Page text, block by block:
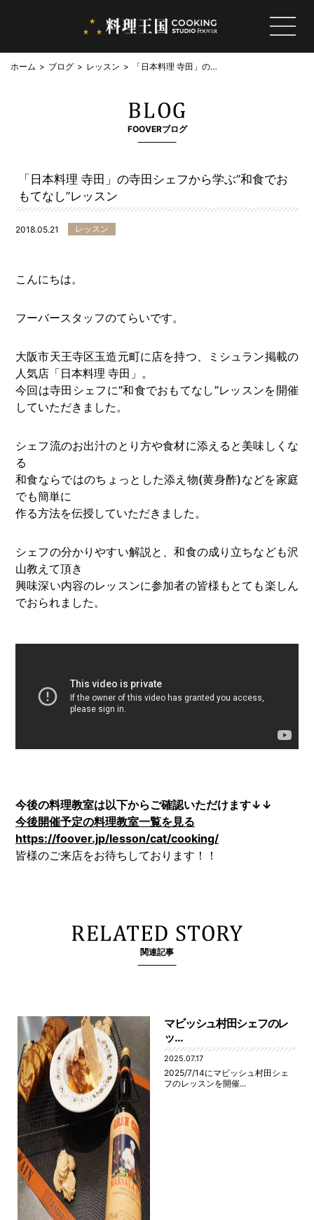
ホーム ブログ レッスン
「日本料理 寺田」の寺
FOOVERブログ
「日本料理 寺田」の寺田シェフから学ぶ”和食でお
もてなし”レッスン
2018.05.21 レッスン
こんにちは。
フーバースタッフのてらいです。
大阪市天王寺区玉造元町に店を持つ、ミシュラン掲載の
人気店「日本料理 寺田」。
今回は寺田シェフに”和食でおもてなし”レッスンを開催
していただきました。
シェフ流のお出汁のとり方や食材に添えると美味しくな
る
和食ならではのちょっとした添え物(黄身酢)などを家庭
でも簡単に
作る方法を伝授していただきました。
シェフの分かりやすい解説と、和食の成り立ちなども沢
山教えて頂き
興味深い内容のレッスンに参加者の皆様もとても楽しん
でおられました。
今後の料理教室は以下からご確認いただけます↓↓
今後開催予定の料理教室一覧を見る
https://foover.jp/lesson/cat/cooking/
皆様のご来店をお待ちしております！！
関連記事
マビッシュ村田シェフのレ
ッ...
2025.07.17
2025/7/14にマビッシュ村田シェ
フのレッスンを開催...